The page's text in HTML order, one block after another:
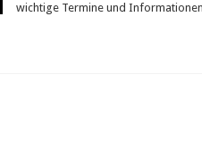
wichtige Termine und